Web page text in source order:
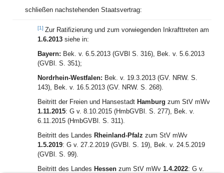
schließen nachstehenden Staatsvertrag:
[1] Zur Ratifizierung und zum vorwiegenden Inkrafttreten am
1.6.2013 siehe in:
Bayern: Bek. v. 6.5.2013 (GVBl S. 316), Bek. v. 5.6.2013
(GVBl. S. 351);
Nordrhein-Westfalen: Bek. v. 19.3.2013 (GV. NRW. S.
143), Bek. v. 16.5.2013 (GV. NRW. S. 268).
Beitritt der Freien und Hansestadt Hamburg zum StV mWv
1.11.2015: G v. 8.10.2015 (HmbGVBl. S. 277), Bek. v.
6.11.2015 (HmbGVBl. S. 311).
Beitritt des Landes Rheinland-Pfalz zum StV mWv
1.5.2019: G v. 27.2.2019 (GVBl. S. 19), Bek. v. 24.5.2019
(GVBl. S. 99).
Beitritt des Landes Hessen zum StV mWv 1.4.2022: G v.